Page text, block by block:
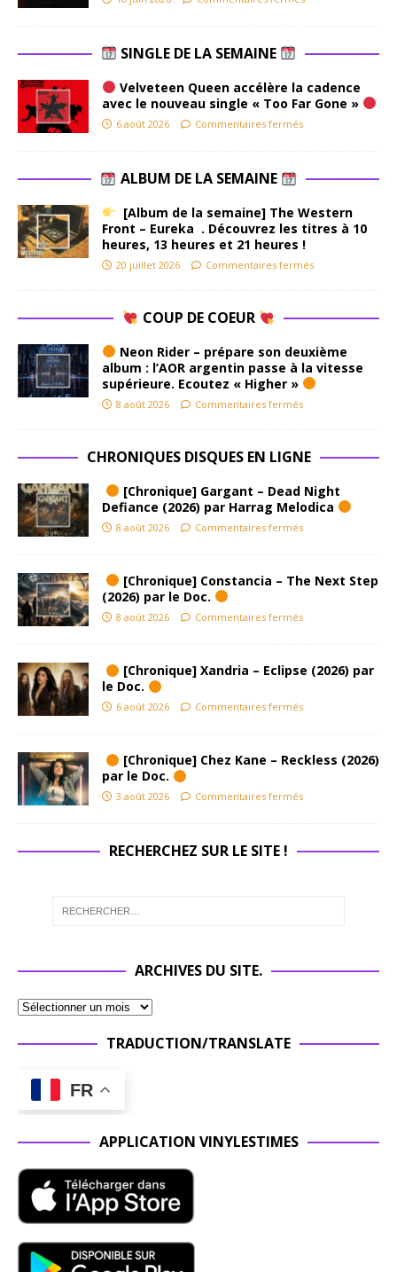
SINGLE DE LA SEMAINE
Velveteen Queen accélère la cadence
avec le nouveau single « Too Far Gone »
6 août 2026 Commentaires fermés
ALBUM DE LA SEMAINE
[Album de la semaine] The Western
Front – Eureka . Découvrez les titres à 10
heures, 13 heures et 21 heures !
20 juillet 2026 Commentaires fermés
COUP DE COEUR
Neon Rider – prépare son deuxième
album : l’AOR argentin passe à la vitesse
supérieure. Ecoutez « Higher »
8 août 2026 Commentaires fermés
CHRONIQUES DISQUES EN LIGNE
[Chronique] Gargant – Dead Night
Defiance (2026) par Harrag Melodica
8 août 2026 Commentaires fermés
[Chronique] Constancia – The Next Step
(2026) par le Doc.
8 août 2026 Commentaires fermés
[Chronique] Xandria – Eclipse (2026) par
le Doc.
6 août 2026 Commentaires fermés
[Chronique] Chez Kane – Reckless (2026)
par le Doc.
3 août 2026 Commentaires fermés
RECHERCHEZ SUR LE SITE !
ARCHIVES DU SITE.
TRADUCTION/TRANSLATE
FR
APPLICATION VINYLESTIMES